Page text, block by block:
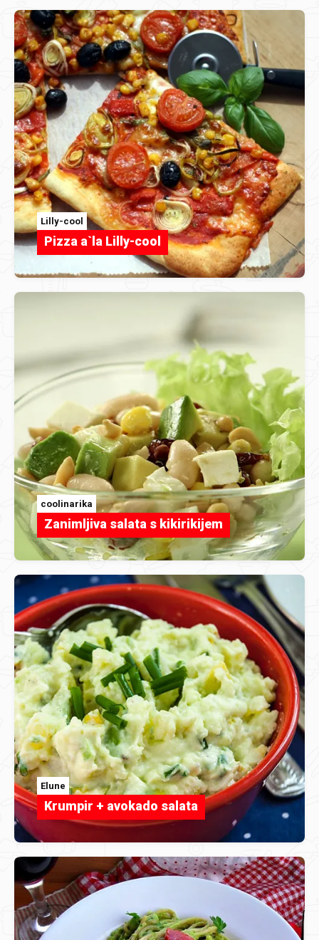
Lilly-cool
Pizza a`la Lilly-cool
coolinarika
Zanimljiva salata s kikirikijem
Elune
Krumpir + avokado salata